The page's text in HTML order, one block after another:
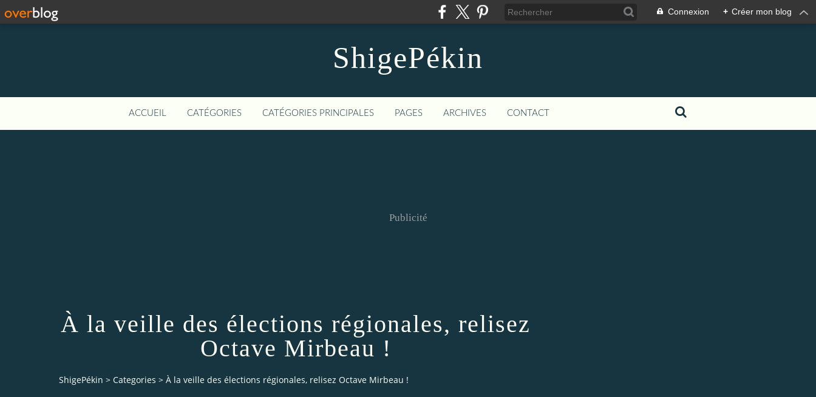
Connexion + Créer mon blog
ShigePékin
ACCUEIL CATÉGORIES CATÉGORIES PRINCIPALES PAGES ARCHIVES CONTACT
Publicité
À la veille des élections régionales, relisez
Octave Mirbeau !
ShigePékin > Categories > À la veille des élections régionales, relisez Octave Mirbeau !